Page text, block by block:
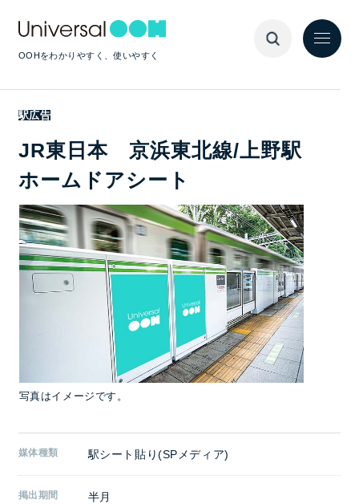
OOHをわかりやすく、使いやすく
駅広告
JR東日本 京浜東北線/上野駅
ホームドアシート
写真はイメージです。
媒体種類 駅シート貼り(SPメディア)
掲出期間 半月